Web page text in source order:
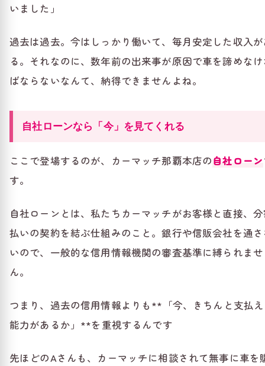
いました」
過去は過去。今はしっかり働いて、毎月安定した収入
る。それなのに、数年前の出来事が原因で車を諦めな
ばならないなんて、納得できませんよね。
自社ローンなら「今」を見てくれる
ここで登場するのが、カーマッチ那覇本店の自社ローン
す。
自社ローンとは、私たちカーマッチがお客様と直接、
払いの契約を結ぶ仕組みのこと。銀行や信販会社を通
いので、一般的な信用情報機関の審査基準に縛られませ
ん。
つまり、過去の信用情報よりも**「今、きちんと支払
能力があるか」**を重視するんです
先ほどのAさんも、カーマッチに相談されて無事に車を